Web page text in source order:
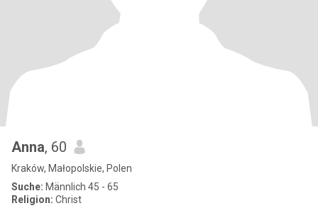
Anna, 60
Kraków, Małopolskie, Polen
Suche: Männlich 45 - 65
Religion: Christ